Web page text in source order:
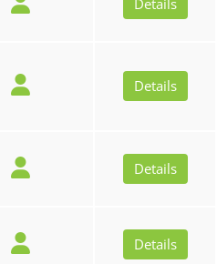
Details
Details
Details
Details